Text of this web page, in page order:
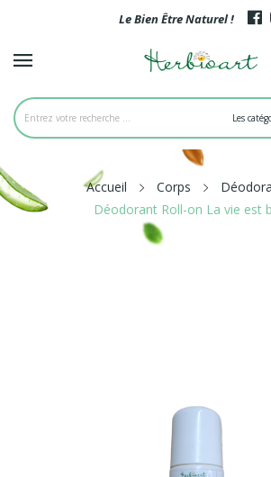
Le Bien Être Naturel !
Accueil Corps
Déodorant Roll-on La vie est